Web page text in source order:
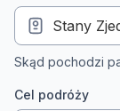
Skąd pochodzi
Cel podróży